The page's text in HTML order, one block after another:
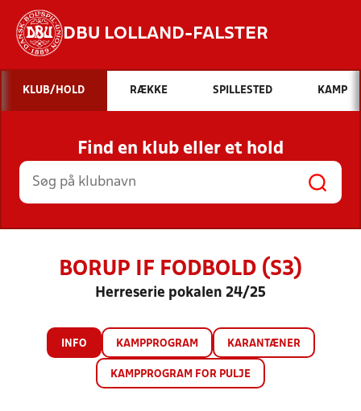
DBU LOLLAND-FALSTER
Hvad vil du søge efter?
INDHOLD OG NYHEDER
STILLINGER, RESULTATER, KLUBBER OG
HOLD
KLUB/HOLD RÆKKE SPILLESTED KAMP
Find en klub eller et hold
BORUP IF FODBOLD (S3)
Herreserie pokalen 24/25
INFO KAMPPROGRAM KARANTÆNER
KAMPPROGRAM FOR PULJE